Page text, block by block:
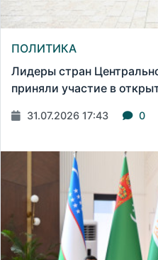
ПОЛИТИКА
Лидеры стран
приняли участие в
31.07.2026 17:43 0